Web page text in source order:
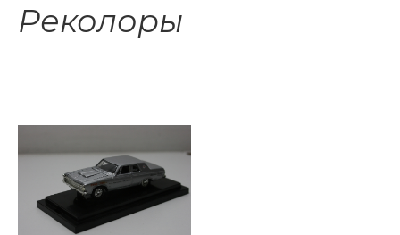
Реколоры